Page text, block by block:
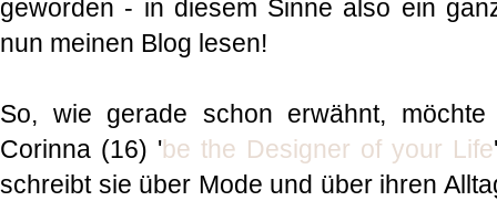
geworden - in diesem Sinne also ein
nun meinen Blog lesen!
So, wie gerade schon erwähnt,
Corinna (16) 'be the Designer of your Life
schreibt sie über Mode und über ihren